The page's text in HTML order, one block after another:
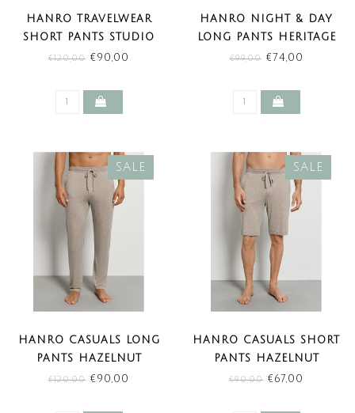
HANRO TRAVELWEAR
SHORT PANTS STUDIO
GREEN (SALE)
€120,00 €90,00
HANRO NIGHT & DAY
LONG PANTS HERITAGE
TILES (SALE)
€99,00€74,00
SALE
HANRO CASUALS LONG
PANTS HAZELNUT
MELANGE (SALE)
€120,00 €90,00
SALE
HANRO CASUALS SHORT
PANTS HAZELNUT
MELANGE (SALE)
€90,00 €67,00